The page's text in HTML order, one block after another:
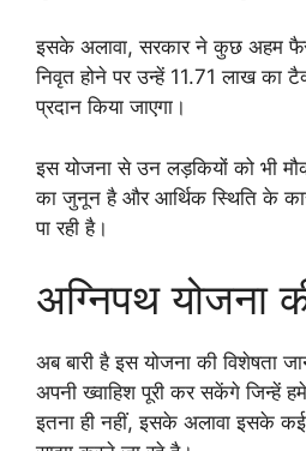
इसके अलावा, सरकार ने कुछ अहम
निवृत होने पर उन्हें 11.71 लाख का
प्रदान किया जाएगा।
इस योजना से उन लड़कियों को भी
का जुनून है और आर्थिक स्थिति के
पा रही है।
अग्निपथ योजना
अब बारी है इस योजना की विशेषता
अपनी ख्वाहिश पूरी कर सकेंगे जिन्हें
इतना ही नहीं, इसके अलावा इसके